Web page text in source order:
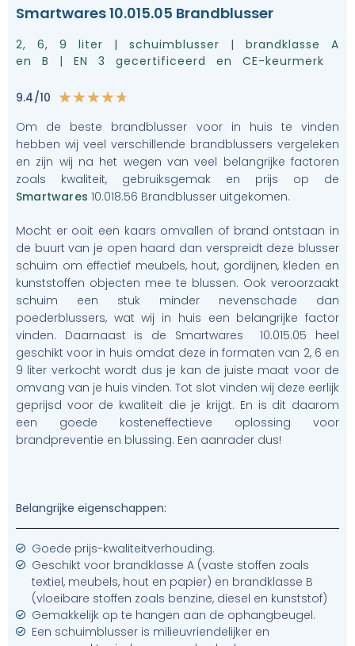
Smartwares 10.015.05 Brandblusser
2, 6, 9 liter | schuimblusser | brandklasse A
en B | EN 3 gecertificeerd en CE-keurmerk
9.4/10 ★ ★ ★ ★ ★
Om de beste brandblusser voor in huis te vinden
hebben wij veel verschillende brandblussers vergeleken
en zijn wij na het wegen van veel belangrijke factoren
zoals kwaliteit, gebruiksgemak en prijs op de
Smartwares 10.018.56 Brandblusser uitgekomen.
Mocht er ooit een kaars omvallen of brand ontstaan in
de buurt van je open haard dan verspreidt deze blusser
schuim om effectief meubels, hout, gordijnen, kleden en
kunststoffen objecten mee te blussen. Ook veroorzaakt
schuim een stuk minder nevenschade dan
poederblussers, wat wij in huis een belangrijke factor
vinden. Daarnaast is de Smartwares 10.015.05 heel
geschikt voor in huis omdat deze in formaten van 2, 6 en
9 liter verkocht wordt dus je kan de juiste maat voor de
omvang van je huis vinden. Tot slot vinden wij deze eerlijk
geprijsd voor de kwaliteit die je krijgt. En is dit daarom
een goede kosteneffectieve oplossing voor
brandpreventie en blussing. Een aanrader dus!
Belangrijke eigenschappen:
Goede prijs-kwaliteitverhouding.
Geschikt voor brandklasse A (vaste stoffen zoals
textiel, meubels, hout en papier) en brandklasse B
(vloeibare stoffen zoals benzine, diesel en kunststof)
Gemakkelijk op te hangen aan de ophangbeugel.
Een schuimblusser is milieuvriendelijker en